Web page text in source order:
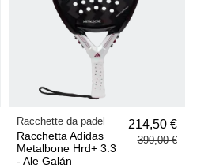
Racchette da padel
Racchetta Adidas
Metalbone Hrd+ 3.3
- Ale Galán
214,50 €
390,00 €